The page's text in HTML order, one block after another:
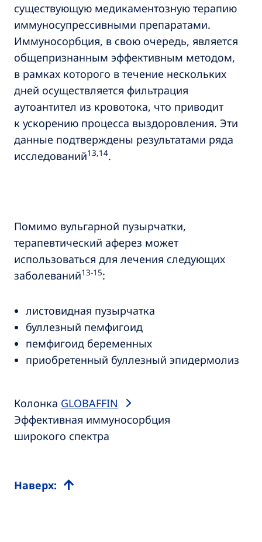
существующую медикаментозную терапию
иммуносупрессивными препаратами.
Иммуносорбция, в свою очередь, является
общепризнанным эффективным методом,
в рамках которого в течение нескольких
дней осуществляется фильтрация
аутоантител из кровотока, что приводит
к ускорению процесса выздоровления. Эти
данные подтверждены результатами ряда
исследований13,14.
Помимо вульгарной пузырчатки,
терапевтический аферез может
использоваться для лечения следующих
заболеваний13-15:
листовидная пузырчатка
буллезный пемфигоид
пемфигоид беременных
приобретенный буллезный эпидермолиз
Колонка GLOBAFFIN
Эффективная иммуносорбция
широкого спектра
Наверх: